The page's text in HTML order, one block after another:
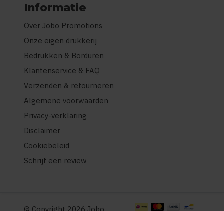
Informatie
Over Jobo Promotions
Onze eigen drukkerij
Bedrukken & Borduren
Klantenservice & FAQ
Verzenden & retourneren
Algemene voorwaarden
Privacy-verklaring
Disclaimer
Cookiebeleid
Schrijf een review
© Copyright 2026 Jobo